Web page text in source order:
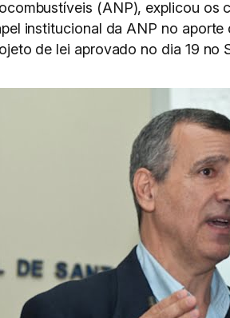
(ANP), explicou os
institucional da ANP no
de lei aprovado no dia 19 no